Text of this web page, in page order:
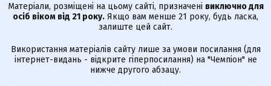
Матеріали, розміщені на цьому сайті, призначені виключно для
осіб віком від 21 року. Якщо вам менше 21 року, будь ласка,
залиште цей сайт.
Використання матеріалів сайту лише за умови посилання (для
інтернет-видань - відкрите гіперпосилання) на "Чемпіон" не
нижче другого абзацу.